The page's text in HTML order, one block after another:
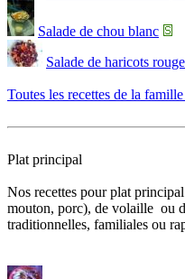
Salade de chou blanc
Salade de haricots
Toutes les recettes de la
Plat principal
Nos recettes pour plat
mouton, porc), de volaille ou
traditionnelles, familiales ou